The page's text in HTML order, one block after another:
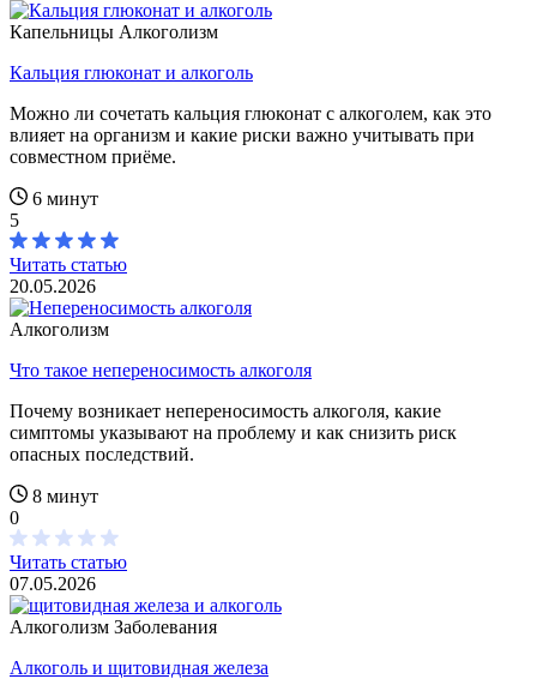
Капельницы Алкоголизм
Кальция глюконат и алкоголь
Можно ли сочетать кальция глюконат с алкоголем, как это
влияет на организм и какие риски важно учитывать при
совместном приёме.
6 минут
5
Читать статью
20.05.2026
Алкоголизм
Что такое непереносимость алкоголя
Почему возникает непереносимость алкоголя, какие
симптомы указывают на проблему и как снизить риск
опасных последствий.
8 минут
0
Читать статью
07.05.2026
Алкоголизм Заболевания
Алкоголь и щитовидная железа